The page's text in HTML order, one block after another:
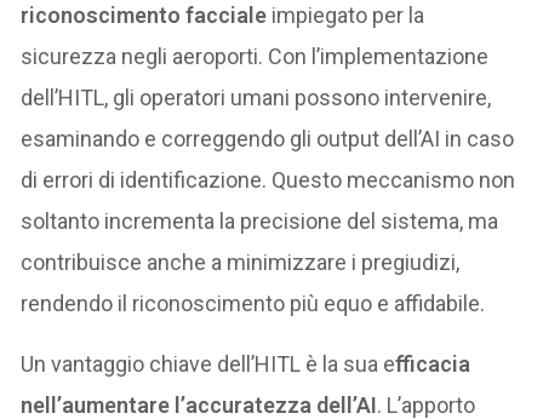
riconoscimento facciale impiegato per la
sicurezza negli aeroporti. Con l’implementazione
dell’HITL, gli operatori umani possono intervenire,
esaminando e correggendo gli output dell’AI in caso
di errori di identificazione. Questo meccanismo non
soltanto incrementa la precisione del sistema, ma
contribuisce anche a minimizzare i pregiudizi,
rendendo il riconoscimento più equo e affidabile.
Un vantaggio chiave dell’HITL è la sua efficacia
nell’aumentare l’accuratezza dell’AI. L’apporto